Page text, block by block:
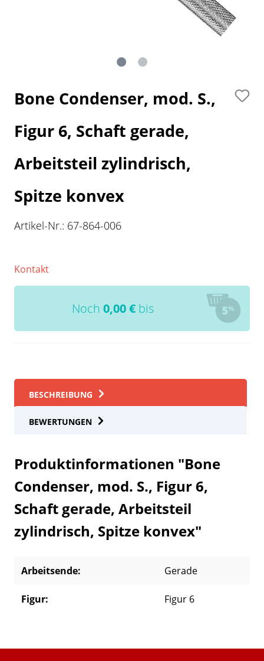
Bone Condenser, mod. S.,
Figur 6, Schaft gerade,
Arbeitsteil zylindrisch,
Spitze konvex
Artikel-Nr.: 67-864-006
Kontakt
Noch 0,00€ bis
BESCHREIBUNG
BEWERTUNGEN
Produktinformationen "Bone
Condenser, mod. S., Figur 6,
Schaft gerade, Arbeitsteil
zylindrisch, Spitze konvex"
Arbeitsende: Gerade
Figur: Figur 6